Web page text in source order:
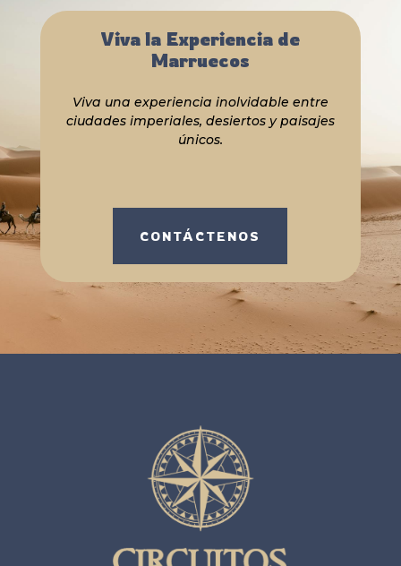
Viva la Experiencia de
Marruecos
Viva una experiencia inolvidable entre
ciudades imperiales, desiertos y paisajes
únicos.
CONTÁCTENOS